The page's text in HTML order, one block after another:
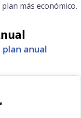
más económico.
plan anual